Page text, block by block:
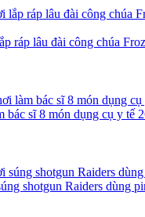
ráp lâu đài công chúa
bác sĩ 8 món dụng cụ y tế
shotgun Raiders dùng